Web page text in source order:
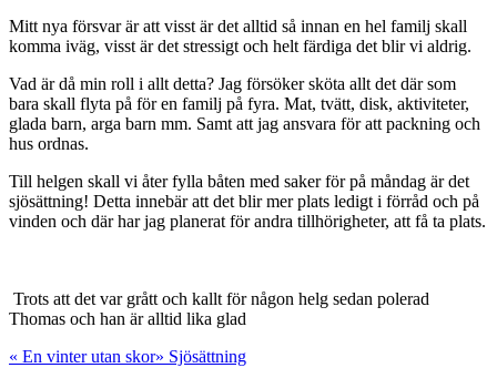
Mitt nya försvar är att visst är det alltid så innan en hel familj skall
komma iväg, visst är det stressigt och helt färdiga det blir vi aldrig.
Vad är då min roll i allt detta? Jag försöker sköta allt det där som
bara skall flyta på för en familj på fyra. Mat, tvätt, disk, aktiviteter,
glada barn, arga barn mm. Samt att jag ansvara för att packning och
hus ordnas.
Till helgen skall vi åter fylla båten med saker för på måndag är det
sjösättning! Detta innebär att det blir mer plats ledigt i förråd och på
vinden och där har jag planerat för andra tillhörigheter, att få ta plats.
Trots att det var grått och kallt för någon helg sedan polerad
Thomas och han är alltid lika glad
« En vinter utan skor» Sjösättning